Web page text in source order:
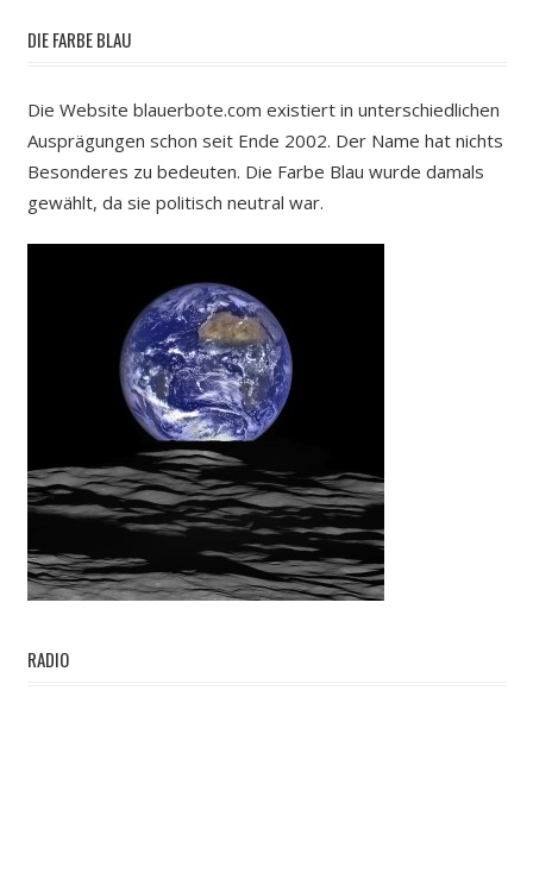
DIE FARBE BLAU
Die Website blauerbote.com existiert in unterschiedlichen
Ausprägungen schon seit Ende 2002. Der Name hat nichts
Besonderes zu bedeuten. Die Farbe Blau wurde damals
gewählt, da sie politisch neutral war.
RADIO